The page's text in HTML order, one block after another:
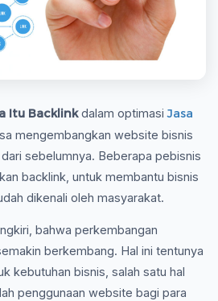
Itu Backlinkdalam optimasiJasa
mengembangkan website bisnis
sebelumnya. Beberapa pebisnis
backlink, untuk membantu bisnis
dikenali oleh masyarakat.
bahwa perkembangan
berkembang. Hal ini tentunya
kebutuhan bisnis, salah satu hal
penggunaan website bagi para